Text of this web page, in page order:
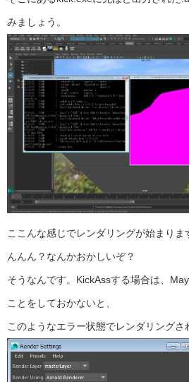
みましょう。
ここんな感じでレンダリングが始まりま
んんん？なんかおかしいぞ？
そうなんです。KickAssする場合は、
ことをしておかないと、
このようなエラー状態でレンダリングさ